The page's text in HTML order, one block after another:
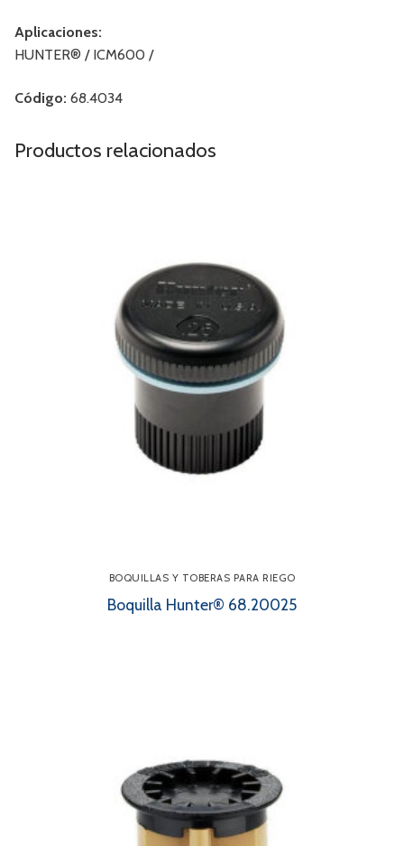
Aplicaciones:
HUNTER® / ICM600 /
Código: 68.4034
Productos relacionados
BOQUILLAS Y TOBERAS PARA RIEGO
Boquilla Hunter® 68.20025